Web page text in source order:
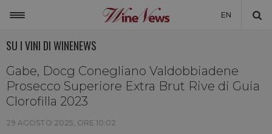
EN
MONDO
NON SOLO VINO
SU I VINI DI WINENEWS
Gabe, Docg Conegliano Valdobbiadene
Prosecco Superiore Extra Brut Rive di Guia
Clorofilla 2023
29 AGOSTO 2025, ORE 10:02